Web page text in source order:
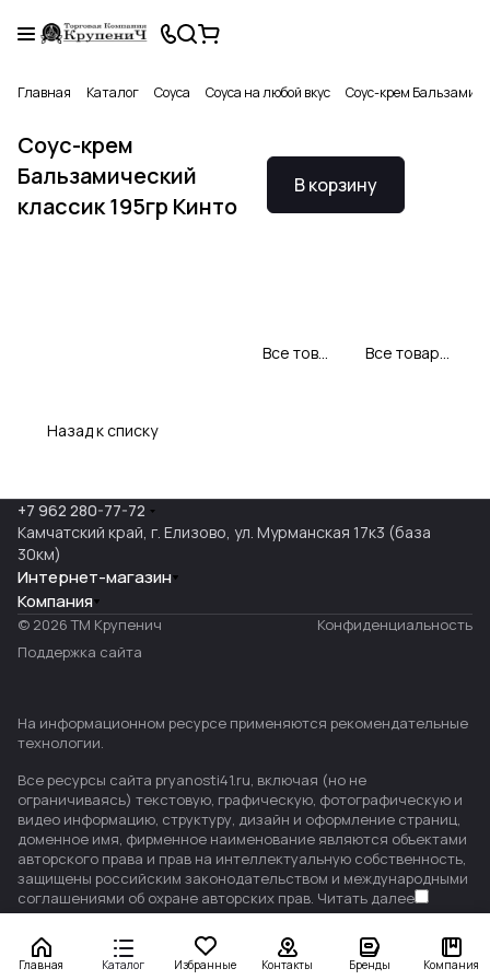
Главная Каталог Соуса Соуса на любой вкус Соус-крем
Соус-крем
Бальзамический
классик 195гр Кинто
В корзину
Все товары Кинто Все товары категории
Назад к списку
Главная Каталог Избранные Контакты Бренды Компания
+7 962 280-77-72
Камчатский край, г. Елизово, ул. Мурманская 17к3 (база
30км)
Интернет-магазин
Компания
© 2026 ТМ Крупенич
Конфиденциальность
Поддержка сайта
На информационном ресурсе применяются рекомендательные
технологии.
Все ресурсы сайта pryanosti41.ru, включая (но не
ограничиваясь) текстовую, графическую, фотографическую и
видео информацию, структуру, дизайн и оформление страниц,
доменное имя, фирменное наименование являются объектами
авторского права и прав на интеллектуальную собственность,
защищены российским законодательством и международными
соглашениями об охране авторских прав. Читать далее